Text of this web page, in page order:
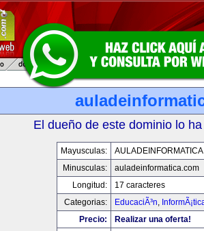
El dueño de este dominio lo
Mayusculas:
Minusculas:
auladeinformatica.com
Longitud:
17 caracteres
Categorias:
EducaciÃ³n,
Precio:
Realizar una oferta!